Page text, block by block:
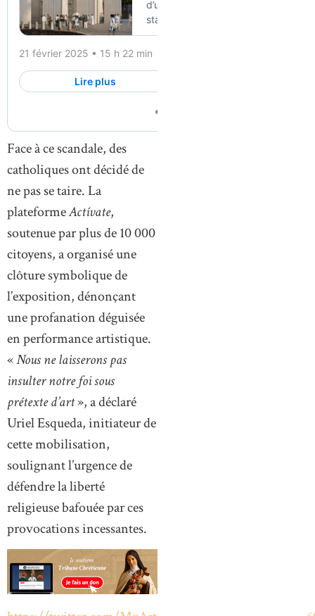
Face à ce scandale, des
catholiques ont décidé de
ne pas se taire. La
plateformeActívate,
soutenue par plus de 10 000
citoyens, a organisé une
clôture symbolique de
l’exposition, dénonçant
une profanation déguisée
en performance artistique.
«Nous ne laisserons pas
insulter notre foi sous
prétexte d’art», a déclaré
Uriel Esqueda, initiateur de
cette mobilisation,
soulignant l’urgence de
défendre la liberté
religieuse bafouée par ces
provocations incessantes.